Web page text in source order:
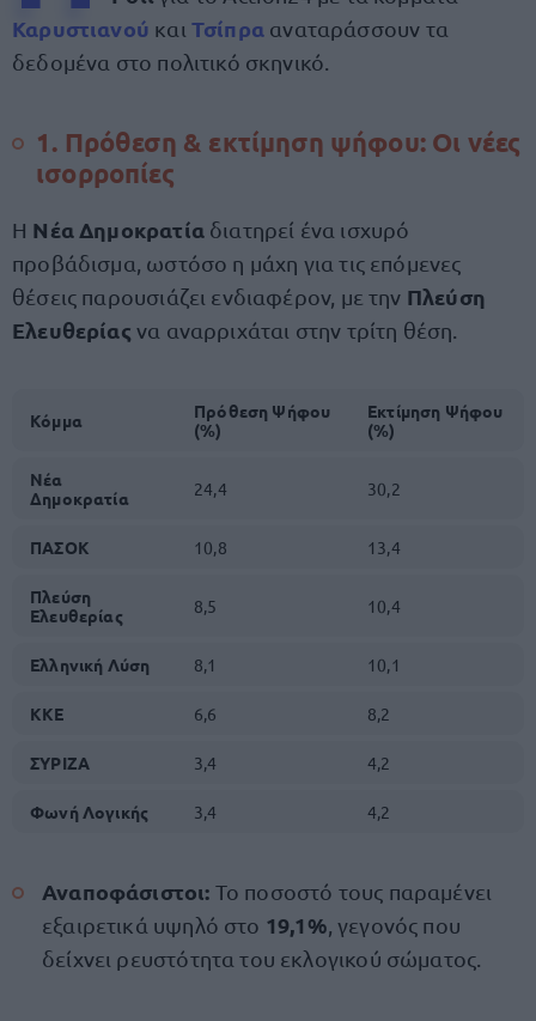
Καρυστιανού και Τσίπρα αναταράσσουν τα
δεδομένα στο πολιτικό σκηνικό.
1. Πρόθεση & εκτίμηση ψήφου: Οι νέες
ισορροπίες
Η Νέα Δημοκρατία διατηρεί ένα ισχυρό
προβάδισμα, ωστόσο η μάχη για τις επόμενες
θέσεις παρουσιάζει ενδιαφέρον, με την Πλεύση
Ελευθερίας να αναρριχάται στην τρίτη θέση.
Κόμμα
Πρόθεση Ψήφου
(%)
Εκτίμηση Ψήφου
(%)
Νέα
Δημοκρατία
24,4 30,2
ΠΑΣΟΚ 10,8 13,4
Πλεύση
Ελευθερίας
8,5 10,4
Ελληνική Λύση 8,1 10,1
ΚΚΕ 6,6 8,2
ΣΥΡΙΖΑ 3,4 4,2
Φωνή Λογικής 3,4 4,2
Αναποφάσιστοι: Το ποσοστό τους παραμένει
εξαιρετικά υψηλό στο 19,1% , γεγονός που
δείχνει ρευστότητα του εκλογικού σώματος.